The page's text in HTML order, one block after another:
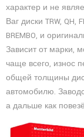
характер и не
Ваг диски TRW, QH,
BREMBO, и
Зависит от марки,
чаще всего, износ
общей толщины
автомобилю.
а дальше как